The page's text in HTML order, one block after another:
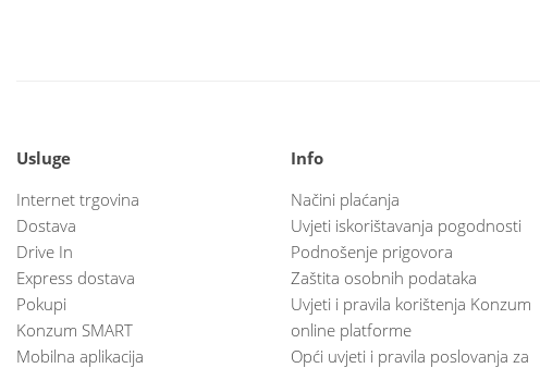
Usluge
Internet trgovina
Dostava
Drive In
Express dostava
Pokupi
Konzum SMART
Mobilna aplikacija
Info
Načini plaćanja
Uvjeti iskorištavanja pogodnosti
Podnošenje prigovora
Zaštita osobnih podataka
Uvjeti i pravila korištenja Konzum
online platforme
Opći uvjeti i pravila poslovanja za